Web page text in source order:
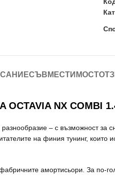
СЪВМЕСТИМОСТ
NX COMBI
– с възможност
на финия тунинг,
амортисьори. За по-